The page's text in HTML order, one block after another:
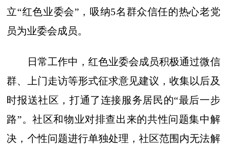
立“红色业委会”，吸纳5名群众信任的热心老党
员为业委会成员。
日常工作中，红色业委会成员积极通过微信
群、上门走访等形式征求意见建议，收集以后及
时报送社区，打通了连接服务居民的“最后一步
路”。社区和物业对排查出来的共性问题集中解
决，个性问题进行单独处理，社区范围内无法解